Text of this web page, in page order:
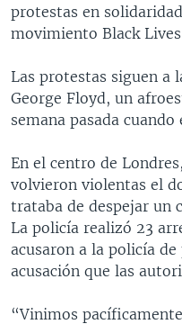
EL MUNDO AL DÍA [RADIO]
DEPORTIVO
NOTA ECONÓMICA
SÍGANOS
Idiomas
protestas en
movimiento Black
Las protestas siguen a
George Floyd, un
semana pasada
En el centro de
volvieron violentas el
trataba de despejar un
La policía realizó 23
acusaron a la policía
acusación que las
“Vinimos